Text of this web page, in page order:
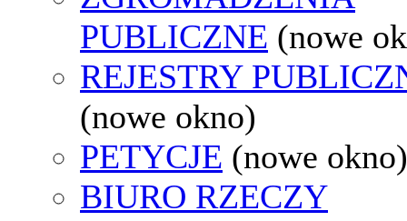
PUBLICZNE (nowe
REJESTRY
(nowe okno)
PETYCJE (nowe okno)
BIURO RZECZY